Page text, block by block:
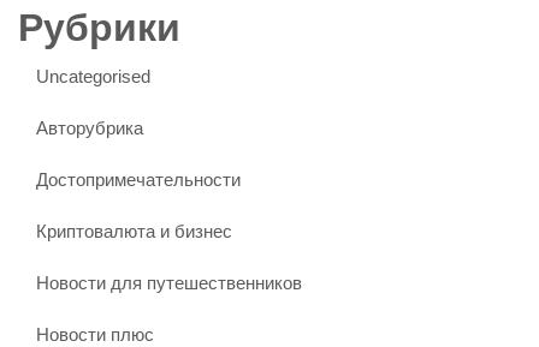
Рубрики
Uncategorised
Авторубрика
Достопримечательности
Криптовалюта и бизнес
Новости для путешественников
Новости плюс